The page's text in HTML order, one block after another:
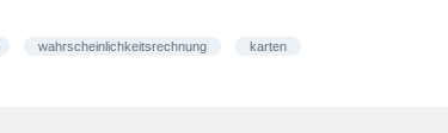
wahrscheinlichkeitsrechnung karten